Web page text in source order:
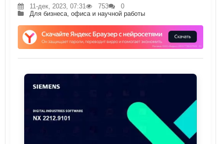
11-дек, 2023, 07:31 753
0
Для бизнеса, офиса и научной работы